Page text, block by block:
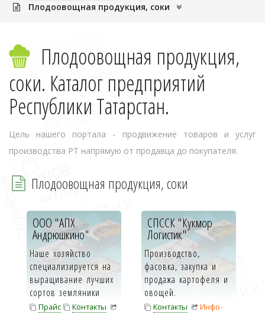
Плодоовощная продукция, соки
Плодоовощная продукция,
соки. Каталог предприятий
Республики Татарстан.
Цель нашего портала - продвижение товаров и услуг
производства РТ напрямую от продавца до покупателя.
Плодоовощная продукция, соки
ООО "АПХ
Андрюшкино"
Наше хозяйство
специализируется на
выращивание лучших
сортов земляники
садовой (клубники),
Прайс
Контакты
СПССК "Кукмор
Логистик"
Производство,
фасовка, закупка и
продажа картофеля и
овощей.
Контакты
Инфо-